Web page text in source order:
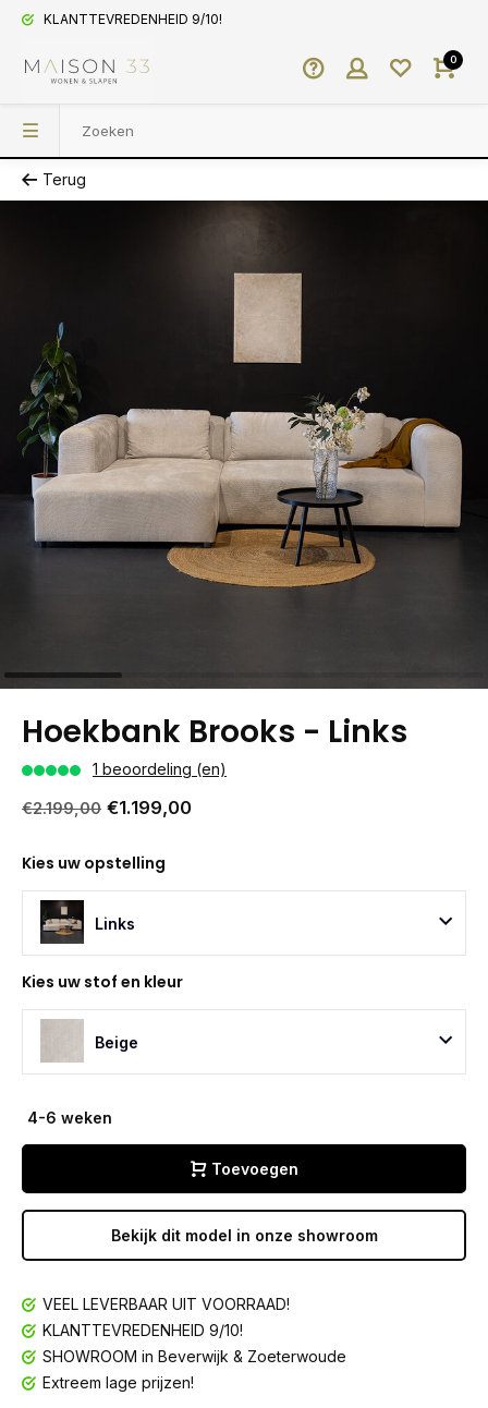
KLANTTEVREDENHEID 9/10!
0
Terug
Hoekbank Brooks - Links
1 beoordeling (en)
€2.199,00 €1.199,00
Kies uw opstelling
Links
Kies uw stof en kleur
Beige
4-6 weken
Toevoegen
Bekijk dit model in onze showroom
VEEL LEVERBAAR UIT VOORRAAD!
KLANTTEVREDENHEID 9/10!
SHOWROOM in Beverwijk & Zoeterwoude
Extreem lage prijzen!